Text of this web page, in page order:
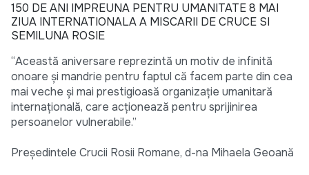
150 DE ANI IMPREUNA PENTRU UMANITATE 8 MAI
ZIUA INTERNATIONALA A MISCARII DE CRUCE SI
SEMILUNA ROSIE
“Această aniversare reprezintă un motiv de infinită
onoare şi mandrie pentru faptul că facem parte din cea
mai veche şi mai prestigioasă organizaţie umanitară
internaţională, care acţionează pentru sprijinirea
persoanelor vulnerabile.”
Preşedintele Crucii Rosii Romane, d-na Mihaela Geoană